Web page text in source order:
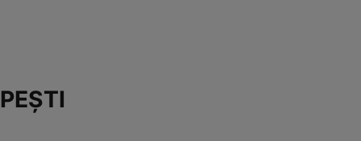
PEŞTI